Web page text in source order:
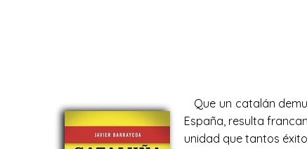
Que un catalán
España, resulta
unidad que tantos